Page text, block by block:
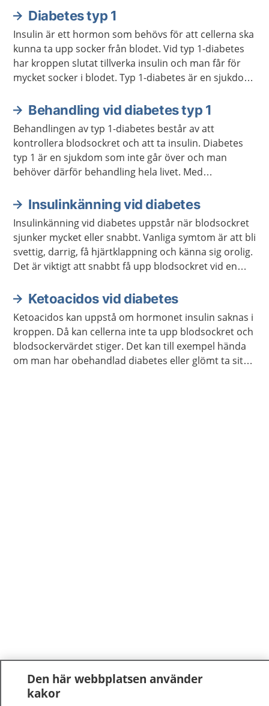
Diabetes typ 1
Insulin är ett hormon som behövs för att cellerna ska
kunna ta upp socker från blodet. Vid typ 1-diabetes
har kroppen slutat tillverka insulin och man får för
mycket socker i blodet. Typ 1-diabetes är en sjukdom
insulin och kontrollera blodsockret regelbundet.
Behandling vid diabetes typ 1
Behandlingen av typ 1-diabetes består av att
kontrollera blodsockret och att ta insulin. Diabetes
typ 1 är en sjukdom som inte går över och man
behöver därför behandling hela livet. Med
Insulinkänning vid diabetes
Insulinkänning vid diabetes uppstår när blodsockret
sjunker mycket eller snabbt. Vanliga symtom är att bli
svettig, darrig, få hjärtklappning och känna sig orolig.
Det är viktigt att snabbt få upp blodsockret vid en
Ketoacidos vid diabetes
Ketoacidos kan uppstå om hormonet insulin saknas i
kroppen. Då kan cellerna inte ta upp blodsockret och
blodsockervärdet stiger. Det kan till exempel hända
om man har obehandlad diabetes eller glömt ta sitt
Den här webbplatsen använder
kakor